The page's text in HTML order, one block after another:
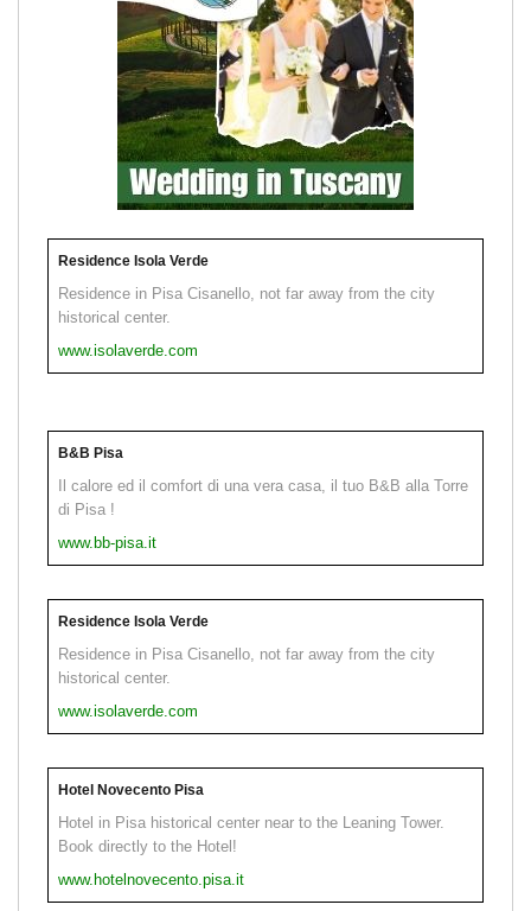
Residence Isola Verde
Residence in Pisa Cisanello, not far away from the city
historical center.
www.isolaverde.com
B&B Pisa
Il calore ed il comfort di una vera casa, il tuo B&B alla Torre
di Pisa !
www.bb-pisa.it
Residence Isola Verde
Residence in Pisa Cisanello, not far away from the city
historical center.
www.isolaverde.com
Hotel Novecento Pisa
Hotel in Pisa historical center near to the Leaning Tower.
Book directly to the Hotel!
www.hotelnovecento.pisa.it